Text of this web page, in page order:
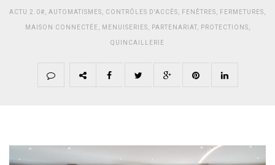
ACTU 2.0# AUTOMATISMES CONTRÔLES D'ACCÈS FENÊTRES FERMETURES
MAISON CONNECTÉE MENUISERIES PARTENARIAT, PROTECTIONS
QUINCAILLERIE